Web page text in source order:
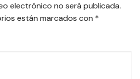
electrónico no será publicada.
están marcados con *